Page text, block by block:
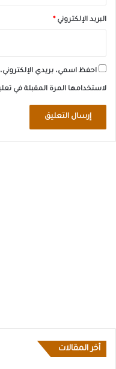
البريد الإلكتروني*
احفظ اسمي، بريدي
لاستخدامها المرة المقبلة في
أخر المقالات